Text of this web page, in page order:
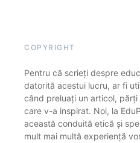
COPYRIGHT
Pentru că scrieți despre
datorită acestui lucru, ar fi
când preluați un articol,
care v-a inspirat. Noi, la
această conduită etică și
mult mai multă experiență